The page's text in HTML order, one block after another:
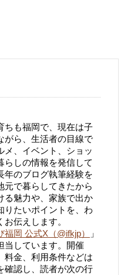
ちも福岡で、現在は子
がら、生活者の目線で
メ、イベント、ショッ
らしの情報を発信して
年のブログ執筆経験を
元で暮らしてきたから
る魅力や、家族で出か
りたいポイントを、わ
お伝えします。
福岡 公式X（@ifkjp）
」
当しています。開催
料金、利用条件などは
確認し、読者が次の行